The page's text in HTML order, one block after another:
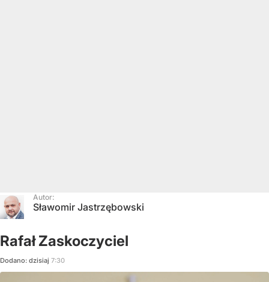
Autor:
Sławomir Jastrzębowski
Rafał Zaskoczyciel
Dodano: dzisiaj 7:30